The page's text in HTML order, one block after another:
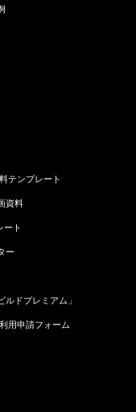
テンプレート
資料
ート
ー
ドプレミアム」
用申請フォーム